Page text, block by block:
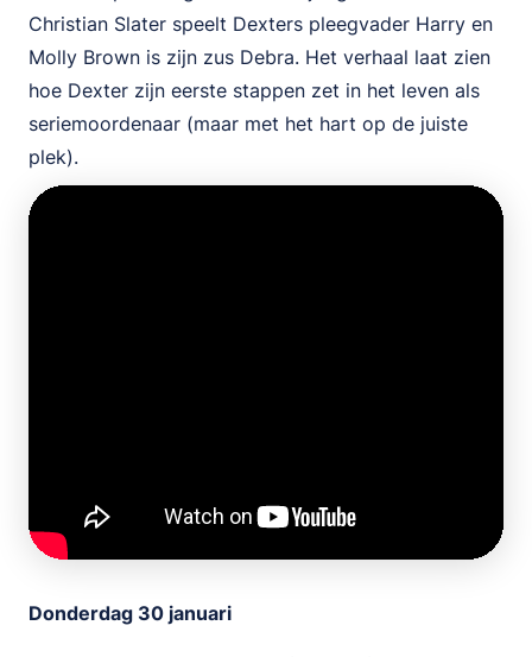
Christian Slater speelt Dexters pleegvader Harry en
Molly Brown is zijn zus Debra. Het verhaal laat zien
hoe Dexter zijn eerste stappen zet in het leven als
seriemoordenaar (maar met het hart op de juiste
plek).
Donderdag 30 januari